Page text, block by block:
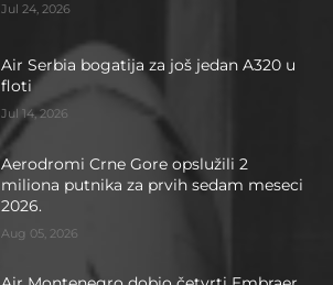
Jul 24, 2026
Air Serbia bogatija za još jedan A320 u
floti
Jul 14, 2026
Aerodromi Crne Gore opslužili 2
miliona putnika za prvih sedam meseci
2026.
Aug 05, 2026